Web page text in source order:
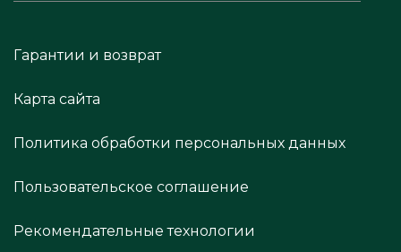
Гарантии и возврат
Карта сайта
Политика обработки персональных данных
Пользовательское соглашение
Рекомендательные технологии